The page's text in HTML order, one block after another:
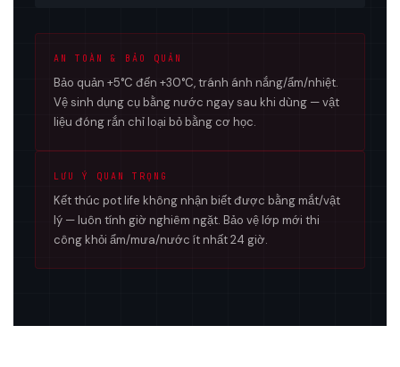
AN TOÀN & BẢO QUẢN
Bảo quản +5°C đến +30°C, tránh ánh nắng/ẩm/nhiệt.
Vệ sinh dụng cụ bằng nước ngay sau khi dùng — vật
liệu đóng rắn chỉ loại bỏ bằng cơ học.
LƯU Ý QUAN TRỌNG
Kết thúc pot life không nhận biết được bằng mắt/vật
lý — luôn tính giờ nghiêm ngặt. Bảo vệ lớp mới thi
công khỏi ẩm/mưa/nước ít nhất 24 giờ.